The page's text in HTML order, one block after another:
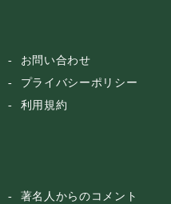
お問い合わせ
プライバシーポリシー
利用規約
著名人からのコメント